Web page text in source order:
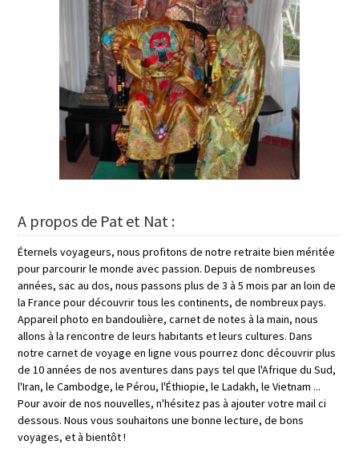
A propos de Pat et Nat :
Éternels voyageurs, nous profitons de notre retraite bien méritée
pour parcourir le monde avec passion. Depuis de nombreuses
années, sac au dos, nous passons plus de 3 à 5 mois par an loin de
la France pour découvrir tous les continents, de nombreux pays.
Appareil photo en bandoulière, carnet de notes à la main, nous
allons à la rencontre de leurs habitants et leurs cultures. Dans
notre carnet de voyage en ligne vous pourrez donc découvrir plus
de 10 années de nos aventures dans pays tel que l'Afrique du Sud,
l'Iran, le Cambodge, le Pérou, l'Éthiopie, le Ladakh, le Vietnam ...
Pour avoir de nos nouvelles, n'hésitez pas à ajouter votre mail ci
dessous. Nous vous souhaitons une bonne lecture, de bons
voyages, et à bientôt !